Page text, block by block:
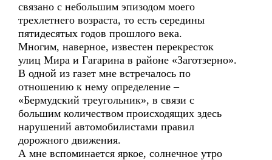
связано с небольшим эпизодом моего
трехлетнего возраста, то есть середины
пятидесятых годов прошлого века.
Многим, наверное, известен перекресток
улиц Мира и Гагарина в районе «Заготзерно».
В одной из газет мне встречалось по
отношению к нему определение –
«Бермудский треугольник», в связи с
большим количеством происходящих здесь
нарушений автомобилистами правил
дорожного движения.
А мне вспоминается яркое, солнечное утро